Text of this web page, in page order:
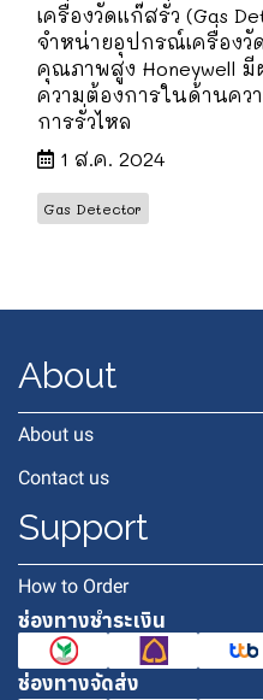
เครื่องวัดแก๊สรั่ว (Gas
จำหน่ายอุปกรณ์เครื่องวั
คุณภาพสูง Honeywell
ความต้องการในด้านคว
การรั่วไหล
1 ส.ค. 2024
Gas Detector
About
About us
Contact us
Support
How to Order
ช่องทางชำระเงิน
ช่องทางจัดส่ง